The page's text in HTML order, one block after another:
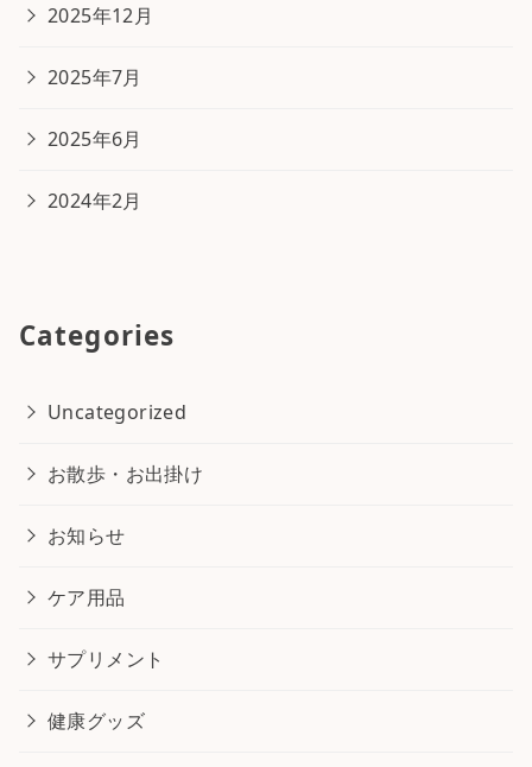
2025年12月
2025年7月
2025年6月
2024年2月
Categories
Uncategorized
お散歩・お出掛け
お知らせ
ケア用品
サプリメント
健康グッズ